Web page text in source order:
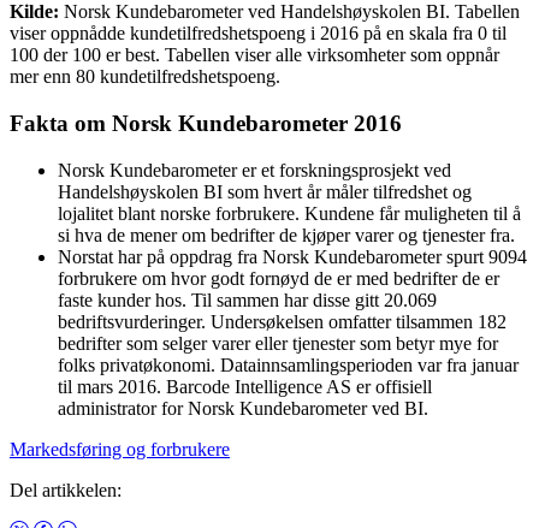
Kilde: Norsk Kundebarometer ved Handelshøyskolen BI. Tabellen
viser oppnådde kundetilfredshetspoeng i 2016 på en skala fra 0 til
100 der 100 er best. Tabellen viser alle virksomheter som oppnår
mer enn 80 kundetilfredshetspoeng.
Fakta om Norsk Kundebarometer 2016
Norsk Kundebarometer er et forskningsprosjekt ved
Handelshøyskolen BI som hvert år måler tilfredshet og
lojalitet blant norske forbrukere. Kundene får muligheten til å
si hva de mener om bedrifter de kjøper varer og tjenester fra.
Norstat har på oppdrag fra Norsk Kundebarometer spurt 9094
forbrukere om hvor godt fornøyd de er med bedrifter de er
faste kunder hos. Til sammen har disse gitt 20.069
bedriftsvurderinger. Undersøkelsen omfatter tilsammen 182
bedrifter som selger varer eller tjenester som betyr mye for
folks privatøkonomi. Datainnsamlingsperioden var fra januar
til mars 2016. Barcode Intelligence AS er offisiell
administrator for Norsk Kundebarometer ved BI.
Markedsføring og forbrukere
Del artikkelen: